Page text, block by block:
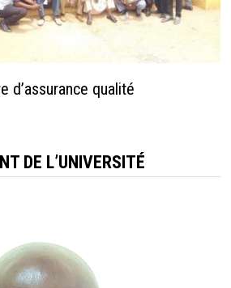
d’assurance qualité
DE L’UNIVERSITÉ